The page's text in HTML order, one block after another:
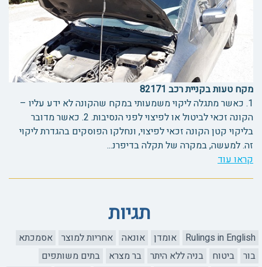
מקח טעות בקניית רכב 82171
1. כאשר מתגלה ליקוי משמעותי במקח שהקונה לא ידע עליו –
הקונה זכאי לביטול או לפיצוי לפני הנסיבות. 2. כאשר מדובר
בליקוי קטן הקונה זכאי לפיצוי, ונחלקו הפוסקים בהגדרת ליקוי
זה. למעשה, במקרה של תקלה בדיפרנ...
קראו עוד
תגיות
Rulings in English אומדן אונאה אחריות למוצר
אסמכתא
בור
ביטוח בניה ללא היתר בר מצרא
בתים משותפים